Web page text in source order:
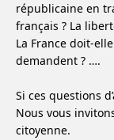
républicaine en
français ? La
La France doit-
demandent ? ….
Si ces questions
Nous vous
citoyenne.